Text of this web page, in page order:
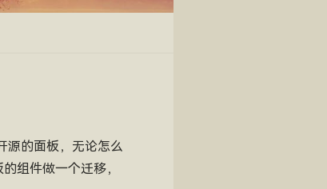
源的面板，无论怎么
组件做一个迁移，